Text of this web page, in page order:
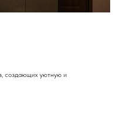
создающих уютную и